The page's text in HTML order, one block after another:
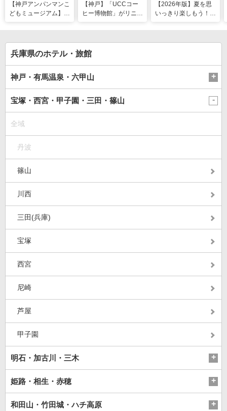
【神戸アンパンマンこ
どもミュージアム】夏
ょ濡れになって暑さを
ふき飛ばそう
【神戸】「UCCコー
ヒー博物館」がリニュ
【2026年版】夏を思
いっきり楽しもう！関
兵庫県のホテル・旅館
神戸・有馬温泉・六甲山
宝塚・西宮・甲子園・三田・篠山
全域
丹波
篠山
川西
三田(兵庫)
宝塚
西宮
尼崎
芦屋
甲子園
明石・加古川・三木
姫路・相生・赤穂
和田山・竹田城・ハチ高原